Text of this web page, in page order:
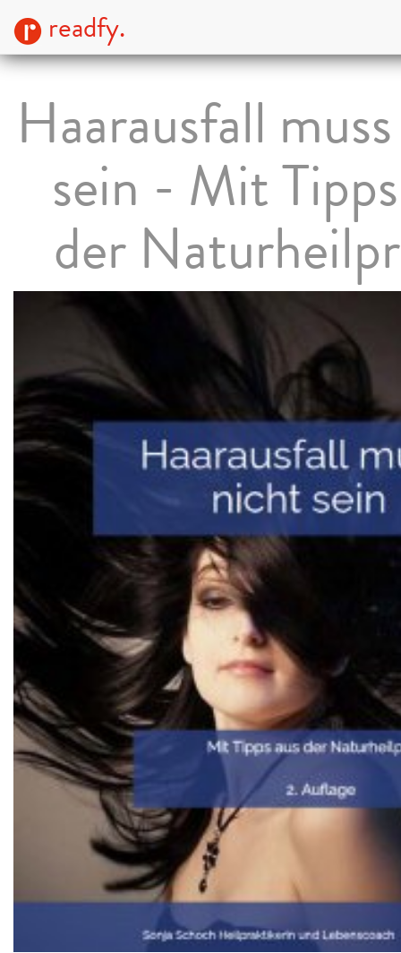
readfy.
Haarausfall
sein - Mit
der